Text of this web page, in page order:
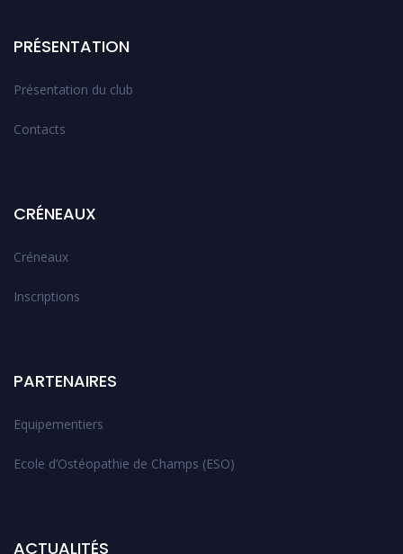
PRÉSENTATION
Présentation du club
Contacts
CRÉNEAUX
Créneaux
Inscriptions
PARTENAIRES
Equipementiers
Ecole d’Ostéopathie de Champs (ESO)
ACTUALITÉS